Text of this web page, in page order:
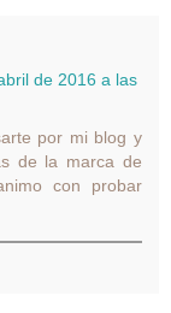
de 2016 a las
por mi blog y
de la marca de
con probar